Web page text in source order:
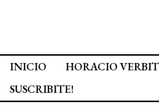
INICIO HORACIO
SUSCRIBITE!